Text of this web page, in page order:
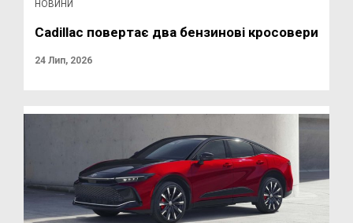
НОВИНИ
Cadillac повертає два бензинові кросовери
24 Лип, 2026